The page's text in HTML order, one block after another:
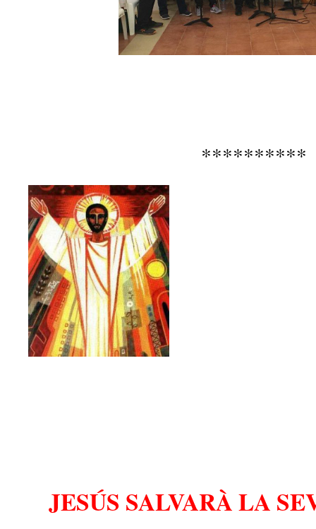
**********
JESÚS SALVARÀ LA